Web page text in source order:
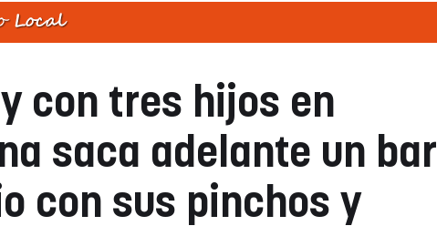
con tres hijos en
saca adelante un bar
con sus pinchos y